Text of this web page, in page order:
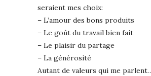
seraient mes choix:
– L’amour des bons produits
– Le goût du travail bien fait
– Le plaisir du partage
– La générosité
Autant de valeurs qui me